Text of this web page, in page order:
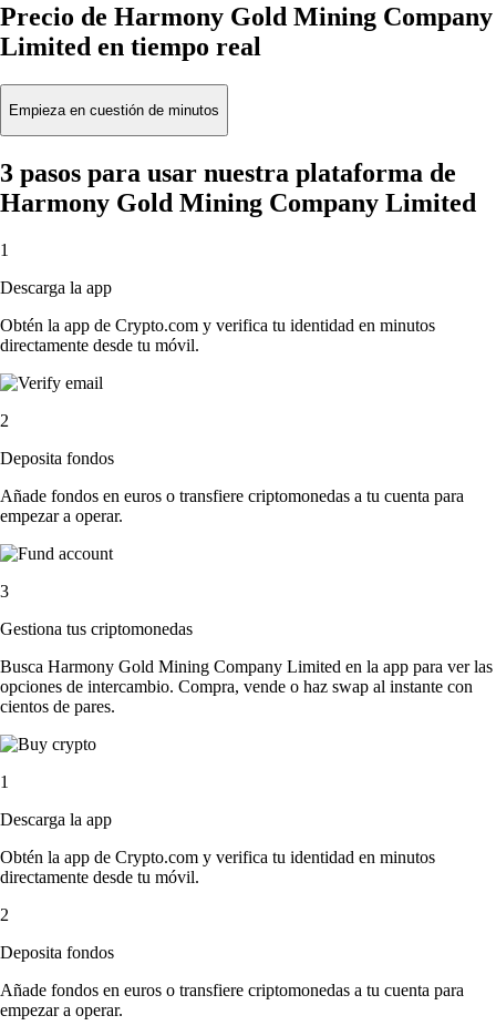
Precio de Harmony Gold Mining Company
Limited en tiempo real
Empieza en cuestión de minutos
3 pasos para usar nuestra plataforma de
Harmony Gold Mining Company Limited
1
Descarga la app
Obtén la app de Crypto.com y verifica tu identidad en minutos
directamente desde tu móvil.
2
Deposita fondos
Añade fondos en euros o transfiere criptomonedas a tu cuenta para
empezar a operar.
3
Gestiona tus criptomonedas
Busca Harmony Gold Mining Company Limited en la app para ver las
opciones de intercambio. Compra, vende o haz swap al instante con
cientos de pares.
1
Descarga la app
Obtén la app de Crypto.com y verifica tu identidad en minutos
directamente desde tu móvil.
2
Deposita fondos
Añade fondos en euros o transfiere criptomonedas a tu cuenta para
empezar a operar.